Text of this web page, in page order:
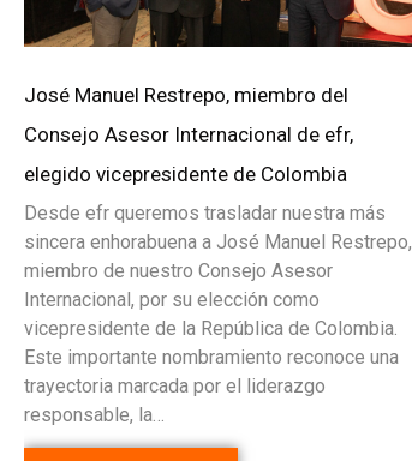
José Manuel Restrepo, miembro del
Consejo Asesor Internacional de efr,
elegido vicepresidente de Colombia
Desde efr queremos trasladar nuestra más
sincera enhorabuena a José Manuel Restrepo,
miembro de nuestro Consejo Asesor
Internacional, por su elección como
vicepresidente de la República de Colombia.
Este importante nombramiento reconoce una
trayectoria marcada por el liderazgo
responsable, la…